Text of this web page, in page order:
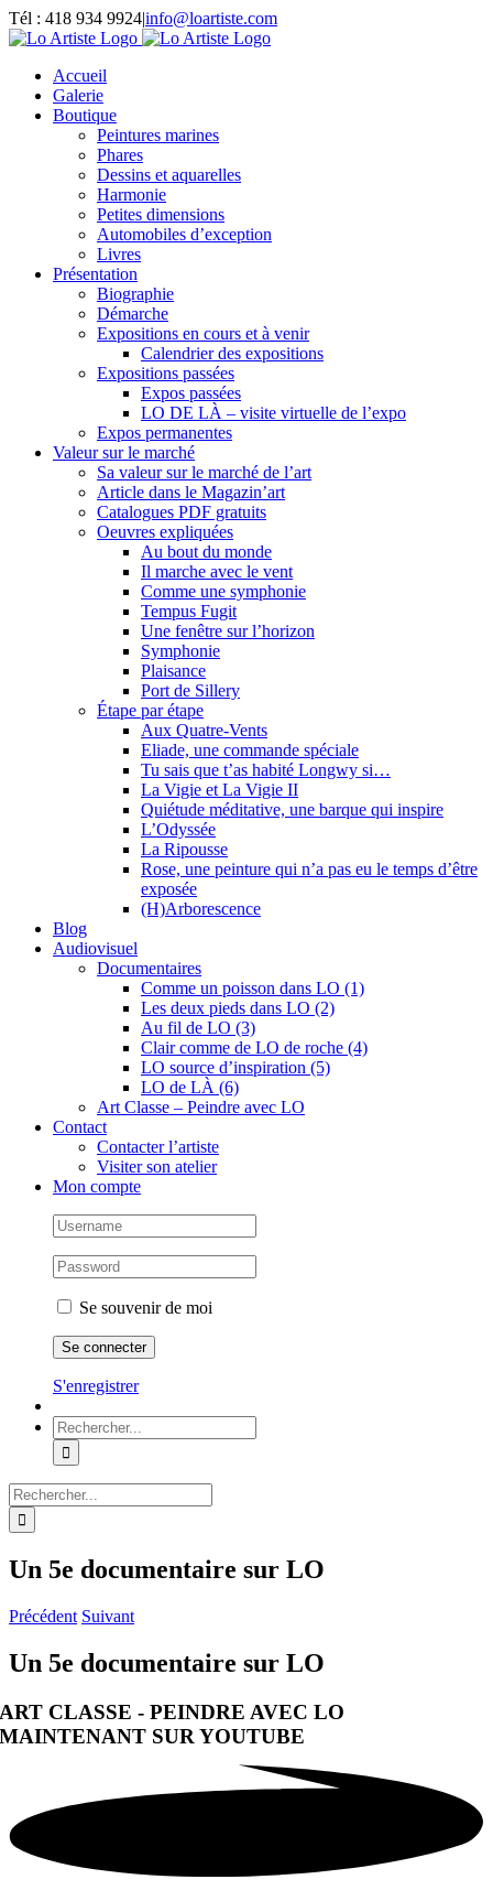
Passer
au
Tél : 418 934 9924|info@loartiste.com
Facebook
Instagram
Email
Pinterest
YouTube
Accueil
Galerie
Boutique
Peintures marines
Phares
Dessins et aquarelles
Harmonie
Petites dimensions
Automobiles d’exception
Livres
Présentation
Biographie
Démarche
Expositions en cours et à venir
Calendrier des expositions
Expositions passées
Expos passées
LO DE LÀ – visite virtuelle de l’expo
Expos permanentes
Valeur sur le marché
Sa valeur sur le marché de l’art
Article dans le Magazin’art
Catalogues PDF gratuits
Oeuvres expliquées
Au bout du monde
Il marche avec le vent
Comme une symphonie
Tempus Fugit
Une fenêtre sur l’horizon
Symphonie
Plaisance
Port de Sillery
Étape par étape
Aux Quatre-Vents
Eliade, une commande spéciale
Tu sais que t’as habité Longwy si…
La Vigie et La Vigie II
Quiétude méditative, une barque qui inspire
L’Odyssée
La Ripousse
Rose, une peinture qui n’a pas eu le temps d’être
exposée
(H)Arborescence
Blog
Audiovisuel
Documentaires
Comme un poisson dans LO (1)
Les deux pieds dans LO (2)
Au fil de LO (3)
Clair comme de LO de roche (4)
LO source d’inspiration (5)
LO de LÀ (6)
Art Classe – Peindre avec LO
Contact
Contacter l’artiste
Visiter son atelier
Mon compte
Se souvenir de moi
S'enregistrer
Rechercher:
Rechercher:
Un 5e documentaire sur LO
Précédent Suivant
Un 5e documentaire sur LO
ART CLASSE - PEINDRE AVEC LO
MAINTENANT SUR YOUTUBE